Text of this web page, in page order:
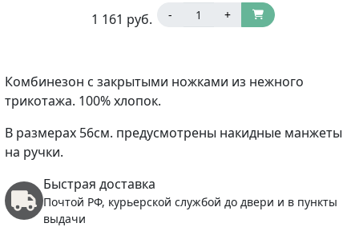
1 161 руб. - +
Комбинезон с закрытыми ножками из нежного
трикотажа. 100% хлопок.
В размерах 56см. предусмотрены накидные манжеты
на ручки.
Быстрая доставка
Почтой РФ, курьерской службой до двери и в пункты
выдачи